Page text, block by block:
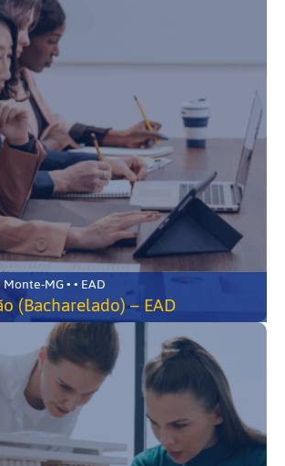
Santo Antônio do Monte-MG • • EAD
(Bacharelado) – EAD